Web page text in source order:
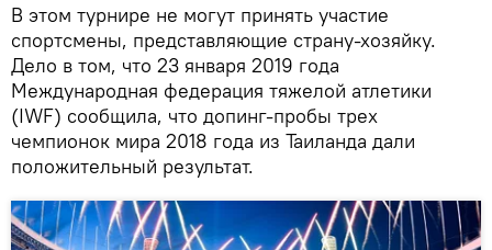
В этом турнире не могут принять участие
спортсмены, представляющие страну-хозяйку.
Дело в том, что 23 января 2019 года
Международная федерация тяжелой атлетики
(IWF) сообщила, что допинг-пробы трех
чемпионок мира 2018 года из Таиланда дали
положительный результат.